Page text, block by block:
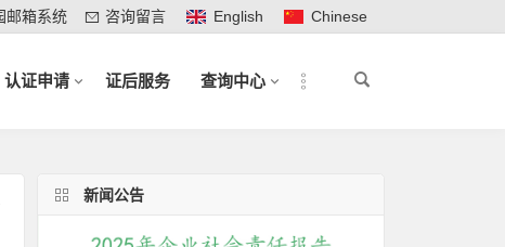
邮箱系统 咨询留言 English Chinese
认证申请 证后服务 查询中心
新闻公告